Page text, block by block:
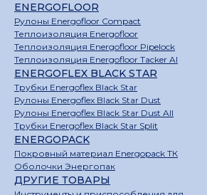
ENERGOFLOOR
Рулоны Energofloor Compact
Теплоизоляция Energofloor
Теплоизоляция Energofloor Pipelock
Теплоизоляция Energofloor Tacker Al
ENERGOFLEX BLACK STAR
Трубки Energoflex Black Star
Рулоны Energoflex Black Star Dust
Рулоны Energoflex Black Star Dust All
Трубки Energoflex Black Star Split
ENERGOPACK
Покровный материал Energopack ТК
Оболочки Энергопак
ДРУГИЕ ТОВАРЫ